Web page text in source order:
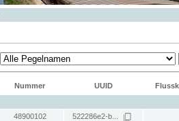
Nummer UUID
48900102 522286e2-b...